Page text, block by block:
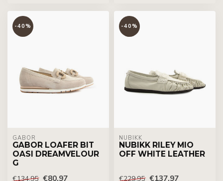
-40%
GABOR
GABOR LOAFER BIT
OASI DREAMVELOUR
G
€134,95 €80,97
-40%
NUBIKK
NUBIKK RILEY MIO
OFF WHITE LEATHER
€229,95 €137,97